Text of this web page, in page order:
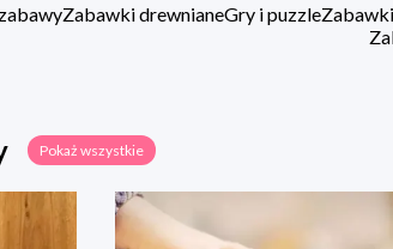
Zabawki drewnianeGry i puzzle
Pokaż wszystkie